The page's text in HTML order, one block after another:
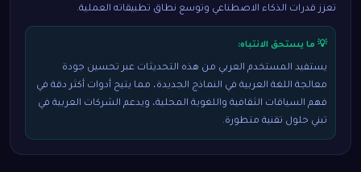
تعزز قدرات الذكاء الاصطناعي وتوسع نطاق تطبيقاته العملية.
💡 ما يستحق الانتباه:
يستفيد المستخدم العربي من هذه التحديثات عبر تحسين جودة
معالجة اللغة العربية في النماذج الجديدة، مما يتيح أدوات أكثر دقة في
فهم السياقات الثقافية واللغوية المحلية، ويدعم الشركات العربية في
تبني حلول تقنية متطورة.